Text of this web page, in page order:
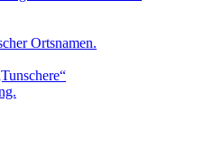
Ortsnamen.